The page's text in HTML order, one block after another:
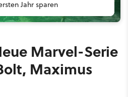
Jahr sparen
Marvel-Serie
Maximus